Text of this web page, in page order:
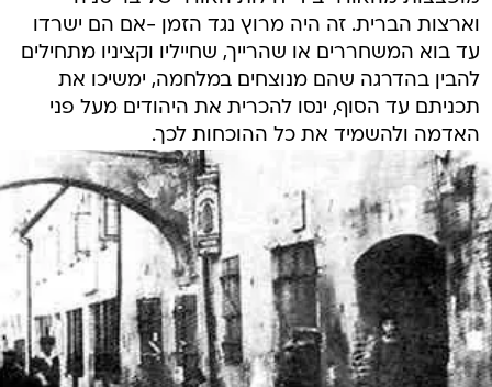
וארצות הברית. זה היה מרוץ נגד הזמן -אם הם ישרדו
עד בוא המשחררים או שהרייך, שחייליו וקציניו מתחילים
להבין בהדרגה שהם מנוצחים במלחמה, ימשיכו את
תכניתם עד הסוף, ינסו להכרית את היהודים מעל פני
האדמה ולהשמיד את כל ההוכחות לכך.